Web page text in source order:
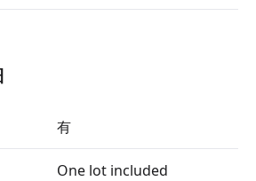
有
One lot included